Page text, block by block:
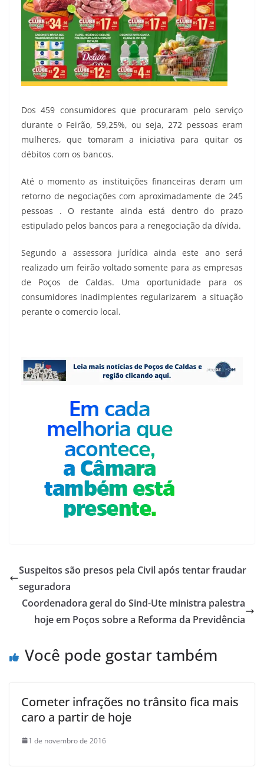
Dos 459 consumidores que procuraram pelo serviço
durante o Feirão, 59,25%, ou seja, 272 pessoas eram
mulheres, que tomaram a iniciativa para quitar os
débitos com os bancos.
Até o momento as instituições financeiras deram um
retorno de negociações com aproximadamente de 245
pessoas . O restante ainda está dentro do prazo
estipulado pelos bancos para a renegociação da dívida.
Segundo a assessora jurídica ainda este ano será
realizado um feirão voltado somente para as empresas
de Poços de Caldas. Uma oportunidade para os
consumidores inadimplentes regularizarem a situação
perante o comercio local.
Suspeitos são presos pela Civil após tentar fraudar
seguradora
Coordenadora geral do Sind-Ute ministra palestra
hoje em Poços sobre a Reforma da Previdência
Você pode gostar também
Cometer infrações no trânsito fica mais
caro a partir de hoje
1 de novembro de 2016